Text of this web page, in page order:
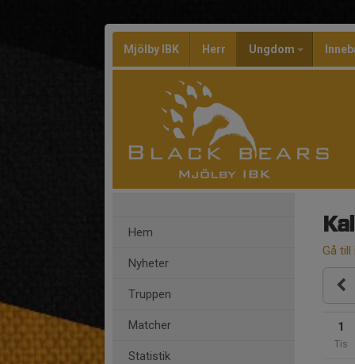
Mjölby IBK Herr Ungdom
Hem
Nyheter
Truppen
Matcher
Statistik
Gå till
1
Tis